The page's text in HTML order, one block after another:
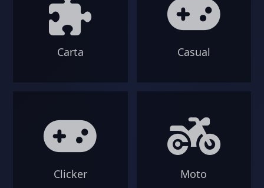
Carta Casual
Clicker Moto